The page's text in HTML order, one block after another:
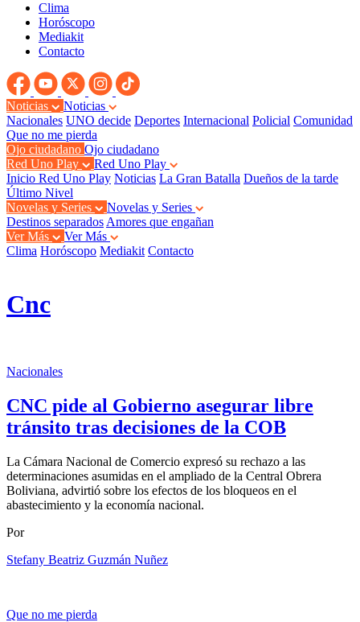
Clima
Horóscopo
Mediakit
Contacto
Noticias
Noticias
Nacionales UNO decide Deportes Internacional Policial Comunidad
Que no me pierda
Ojo ciudadano Ojo ciudadano
Red Uno Play
Red Uno Play
Inicio Red Uno Play Noticias La Gran Batalla Dueños de la tarde
Último Nivel
Novelas y Series
Novelas y Series
Destinos separados Amores que engañan
Ver Más
Ver Más
Clima Horóscopo Mediakit Contacto
Cnc
Nacionales
CNC pide al Gobierno asegurar libre
tránsito tras decisiones de la COB
La Cámara Nacional de Comercio expresó su rechazo a las
determinaciones asumidas en el ampliado de la Central Obrera
Boliviana, advirtió sobre los efectos de los bloqueos en el
abastecimiento y la economía nacional.
Por
Stefany Beatriz Guzmán Nuñez
Que no me pierda